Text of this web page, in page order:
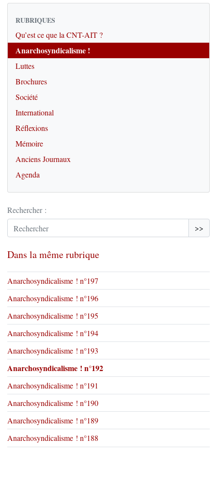
RUBRIQUES
Qu’est ce que la CNT-AIT ?
Anarchosyndicalisme !
Luttes
Brochures
Société
International
Réflexions
Mémoire
Anciens Journaux
Agenda
Rechercher :
>>
Dans la même rubrique
Anarchosyndicalisme ! n°197
Anarchosyndicalisme ! n°196
Anarchosyndicalisme ! n°195
Anarchosyndicalisme ! n°194
Anarchosyndicalisme ! n°193
Anarchosyndicalisme ! n°192
Anarchosyndicalisme ! n°191
Anarchosyndicalisme ! n°190
Anarchosyndicalisme ! n°189
Anarchosyndicalisme ! n°188